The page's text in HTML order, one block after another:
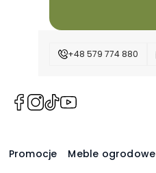
+48 579 774 880
(Otwiera
nowej
karcie)
(Otwiera
nowej
karcie)
(Otwiera
nowej
(Otwiera
nowej
karcie)
Promocje Meble ogrodowe